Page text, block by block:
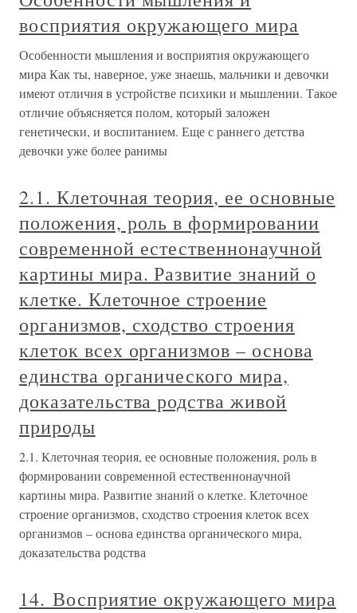
восприятия окружающего мира
Особенности мышления и восприятия окружающего
мира Как ты, наверное, уже знаешь, мальчики и девочки
имеют отличия в устройстве психики и мышлении. Такое
отличие объясняется полом, который заложен
генетически, и воспитанием. Еще с раннего детства
девочки уже более ранимы
2.1. Клеточная теория, ее основные
положения, роль в формировании
современной естественнонаучной
картины мира. Развитие знаний о
клетке. Клеточное строение
организмов, сходство строения
клеток всех организмов – основа
единства органического мира,
доказательства родства живой
природы
2.1. Клеточная теория, ее основные положения, роль в
формировании современной естественнонаучной
картины мира. Развитие знаний о клетке. Клеточное
строение организмов, сходство строения клеток всех
организмов – основа единства органического мира,
доказательства родства
14. Восприятие окружающего мира